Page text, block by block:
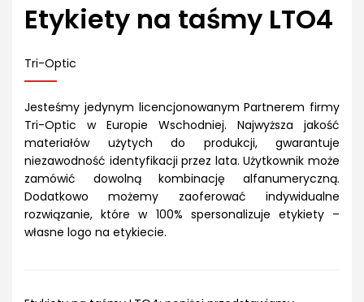
Etykiety na taśmy LTO4
Tri-Optic
Jesteśmy jedynym licencjonowanym Partnerem firmy
Tri-Optic w Europie Wschodniej. Najwyższa jakość
materiałów użytych do produkcji, gwarantuje
niezawodność identyfikacji przez lata. Użytkownik może
zamówić dowolną kombinację alfanumeryczną.
Dodatkowo możemy zaoferować indywidualne
rozwiązanie, które w 100% spersonalizuje etykiety –
własne logo na etykiecie.